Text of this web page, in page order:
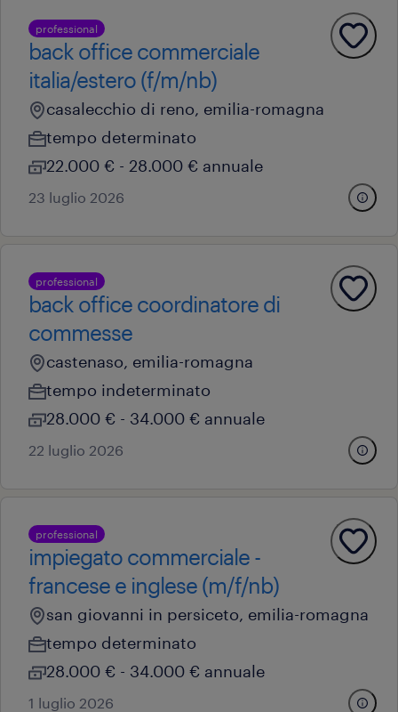
professional
back office commerciale
italia/estero (f/m/nb)
casalecchio di reno, emilia-romagna
tempo determinato
22.000 € - 28.000 € annuale
23 luglio 2026
professional
back office coordinatore di
commesse
castenaso, emilia-romagna
tempo indeterminato
28.000 € - 34.000 € annuale
22 luglio 2026
professional
impiegato commerciale -
francese e inglese (m/f/nb)
san giovanni in persiceto, emilia-romagna
tempo determinato
28.000 € - 34.000 € annuale
1 luglio 2026